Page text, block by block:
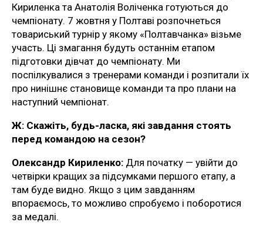
Кириленка та Анатолія Воліченка готуються до
чемпіонату. 7 жовтня у Полтаві розпочнеться
товариський турнір у якому «Полтавчанка» візьме
участь. Ці змагання будуть останнім етапом
підготовки дівчат до чемпіонату. Ми
поспілкувалися з тренерами команди і розпитали їх
про нинішнє становище команди та про плани на
наступний чемпіонат.
Ж: Скажіть, будь-ласка, які завдання стоять
перед командою на сезон?
Олександр Кириленко: Для початку — увійти до
четвірки кращих за підсумками першого етапу, а
там буде видно. Якщо з цим завданням
впораємось, то можливо спробуємо і поборотися
за медалі.